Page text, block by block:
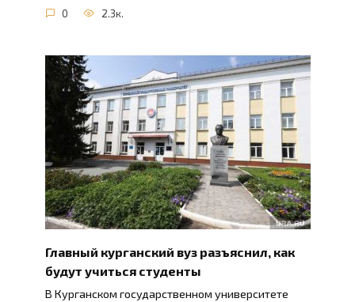
0 2.3к.
Главный курганский вуз разъяснил, как
будут учиться студенты
В Курганском государственном университете